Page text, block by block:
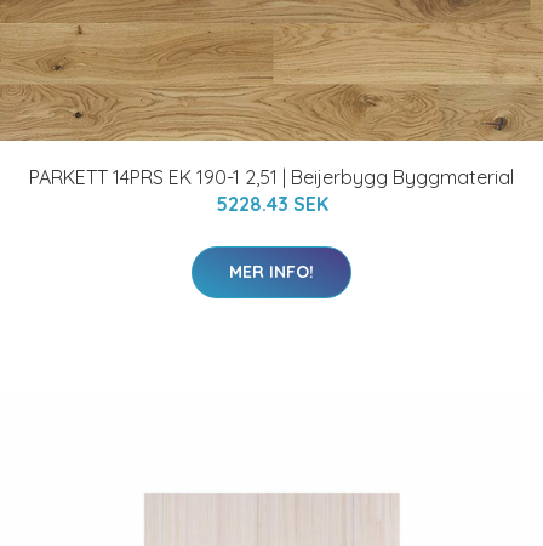
PARKETT 14PRS EK 190-1 2,51 | Beijerbygg Byggmaterial
5228.43 SEK
MER INFO!